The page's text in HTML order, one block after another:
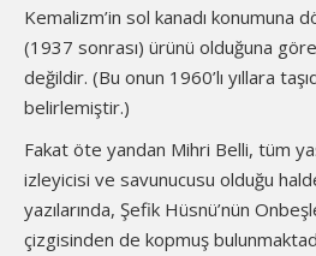
Kemalizm’in sol kanadı konumuna
(1937 sonrası) ürünü olduğuna
değildir. (Bu onun 1960’lı yıllara
belirlemiştir.)
Fakat öte yandan Mihri Belli, tüm
izleyicisi ve savunucusu olduğu
yazılarında, Şefik Hüsnü’nün
çizgisinden de kopmuş